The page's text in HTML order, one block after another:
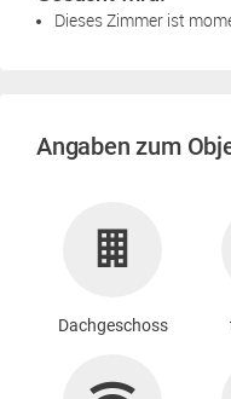
Dieses Zimmer ist
Angaben zum
Dachgeschoss